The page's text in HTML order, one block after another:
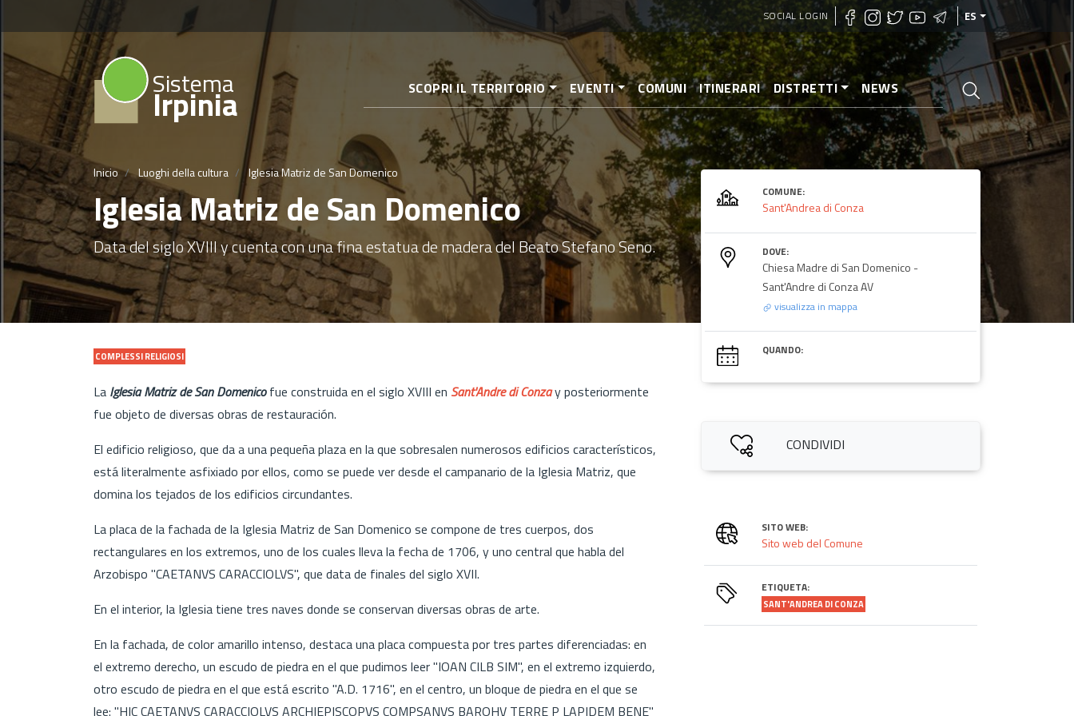
Pasar
al
contenido
principal
SOCIAL LOGIN ES
Sistema
Irpinia SCOPRI IL TERRITORIO EVENTI COMUNI ITINERARI DISTRETTI NEWS
Inicio Luoghi della cultura Iglesia Matriz de San Domenico
Iglesia Matriz de San Domenico
Data del siglo XVIII y cuenta con una fina estatua de madera del Beato Stefano Seno.
COMPLESSI RELIGIOSI
La Iglesia Matriz de San Domenicofue construida en el siglo XVIII en Sant'Andre di Conzay posteriormente
fue objeto de diversas obras de restauración.
El edificio religioso, que da a una pequeña plaza en la que sobresalen numerosos edificios característicos,
está literalmente asfixiado por ellos, como se puede ver desde el campanario de la Iglesia Matriz, que
domina los tejados de los edificios circundantes.
La placa de la fachada de la Iglesia Matriz de San Domenico se compone de tres cuerpos, dos
rectangulares en los extremos, uno de los cuales lleva la fecha de 1706, y uno central que habla del
Arzobispo "CAETANVS CARACCIOLVS", que data de finales del siglo XVII.
En el interior, la Iglesia tiene tres naves donde se conservan diversas obras de arte.
En la fachada, de color amarillo intenso, destaca una placa compuesta por tres partes diferenciadas: en
el extremo derecho, un escudo de piedra en el que pudimos leer "IOAN CILB SIM", en el extremo izquierdo,
otro escudo de piedra en el que está escrito "A.D. 1716", en el centro, un bloque de piedra en el que se
lee: "HIC CAETANVS CARACCIOLVS ARCHIEPISCOPVS COMPSANVS BAROHV TERRE P LAPIDEM BENE"
COMUNE:
Sant'Andrea di Conza
DOVE:
Chiesa Madre di San Domenico -
Sant'Andre di Conza AV
visualizza in mappa
QUANDO:
CONDIVIDI
SITO WEB:
Sito web del Comune
ETIQUETA:
SANT'ANDREA DI CONZA